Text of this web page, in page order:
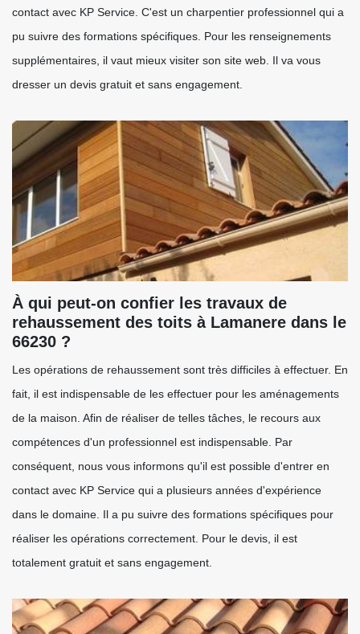
contact avec KP Service. C'est un charpentier professionnel qui a
pu suivre des formations spécifiques. Pour les renseignements
supplémentaires, il vaut mieux visiter son site web. Il va vous
dresser un devis gratuit et sans engagement.
À qui peut-on confier les travaux de
rehaussement des toits à Lamanere dans le
66230 ?
Les opérations de rehaussement sont très difficiles à effectuer. En
fait, il est indispensable de les effectuer pour les aménagements
de la maison. Afin de réaliser de telles tâches, le recours aux
compétences d'un professionnel est indispensable. Par
conséquent, nous vous informons qu'il est possible d'entrer en
contact avec KP Service qui a plusieurs années d'expérience
dans le domaine. Il a pu suivre des formations spécifiques pour
réaliser les opérations correctement. Pour le devis, il est
totalement gratuit et sans engagement.